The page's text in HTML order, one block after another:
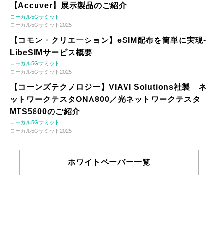
【Accuver】展示製品のご紹介
ローカル5Gサミット
ローカル5Gサミット2025
【コモン・クリエーション】eSIM配布を簡単に実現-
LibeSIMサービス概要
ローカル5Gサミット
ローカル5Gサミット2025
【コーンズテクノロジー】VIAVI Solutions社製 ネ
ットワークテスタONA800／光ネットワークテスタ
MTS5800のご紹介
ローカル5Gサミット
ローカル5Gサミット2025
ホワイトペーパー一覧